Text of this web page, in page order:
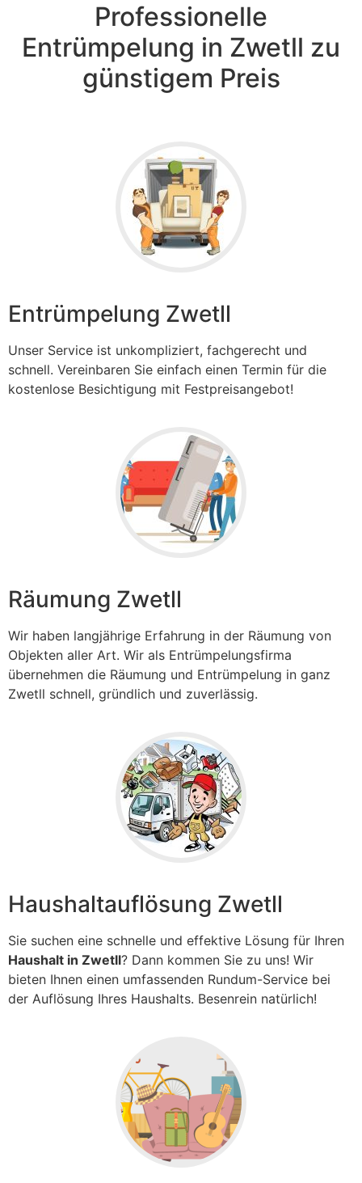
Professionelle
Entrümpelung in Zwetll zu
günstigem Preis
Entrümpelung Zwetll
Unser Service ist unkompliziert, fachgerecht und
schnell. Vereinbaren Sie einfach einen Termin für die
kostenlose Besichtigung mit Festpreisangebot!
Räumung Zwetll
Wir haben langjährige Erfahrung in der Räumung von
Objekten aller Art. Wir als Entrümpelungsfirma
übernehmen die Räumung und Entrümpelung in ganz
Zwetll schnell, gründlich und zuverlässig.
Haushaltauflösung Zwetll
Sie suchen eine schnelle und effektive Lösung für Ihren
Haushalt in Zwetll? Dann kommen Sie zu uns! Wir
bieten Ihnen einen umfassenden Rundum-Service bei
der Auflösung Ihres Haushalts. Besenrein natürlich!